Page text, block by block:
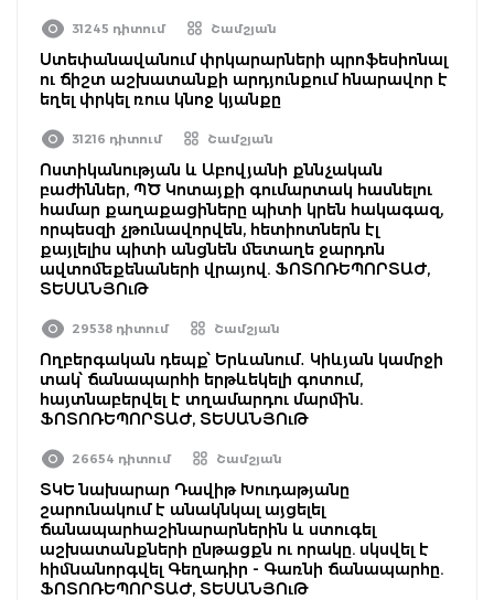
31245 դիտում Շամշյան
Ստեփանավանում փրկարարների պրոֆեսիոնալ
ու ճիշտ աշխատանքի արդյունքում հնարավոր է
եղել փրկել ռուս կնոջ կյանքը
31216 դիտում Շամշյան
Ոստիկանության և Աբովյանի քննչական
բաժիններ, ՊԾ Կոտայքի գումարտակ հասնելու
համար քաղաքացիները պիտի կրեն հակագազ,
որպեսզի չթունավորվեն, հետիոտներն էլ
քայլելիս պիտի անցնեն մետաղե ջարդոն
ավտոմեքենաների վրայով. ՖՈՏՈՌԵՊՈՐՏԱԺ,
ՏԵՍԱՆՅՈւԹ
29538 դիտում Շամշյան
Ողբերգական դեպք՝ Երևանում․ Կիևյան կամրջի
տակ՝ ճանապարհի երթևեկելի գոտում,
հայտնաբերվել է տղամարդու մարմին.
ՖՈՏՈՌԵՊՈՐՏԱԺ, ՏԵՍԱՆՅՈւԹ
26654 դիտում Շամշյան
ՏԿԵ նախարար Դավիթ Խուդաթյանը
շարունակում է անակնկալ այցելել
ճանապարհաշինարարներին և ստուգել
աշխատանքների ընթացքն ու որակը. սկսվել է
հիմնանորգվել Գեղադիր - Գառնի ճանապարհը.
ՖՈՏՈՌԵՊՈՐՏԱԺ, ՏԵՍԱՆՅՈւԹ